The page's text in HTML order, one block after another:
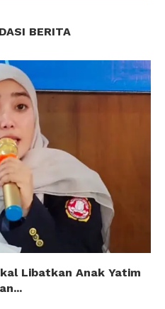
BERITA
Libatkan Anak Yatim